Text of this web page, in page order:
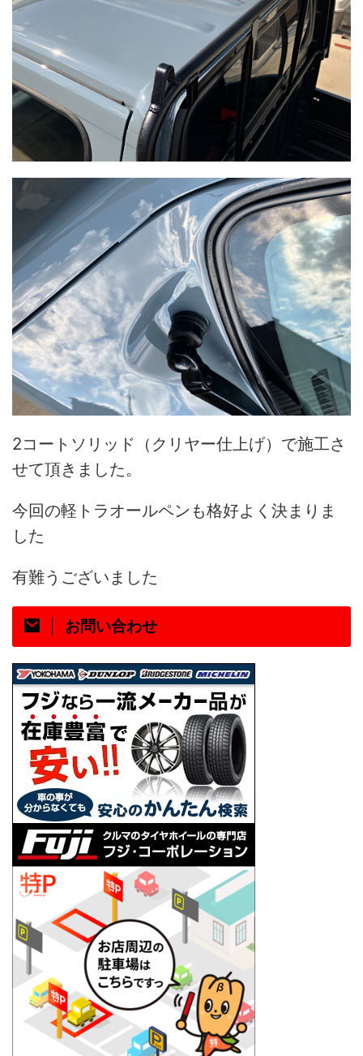
2コートソリッド（クリヤー仕上げ）で施工さ
せて頂きました。
今回の軽トラオールペンも格好よく決まりま
した
有難うございました
お問い合わせ